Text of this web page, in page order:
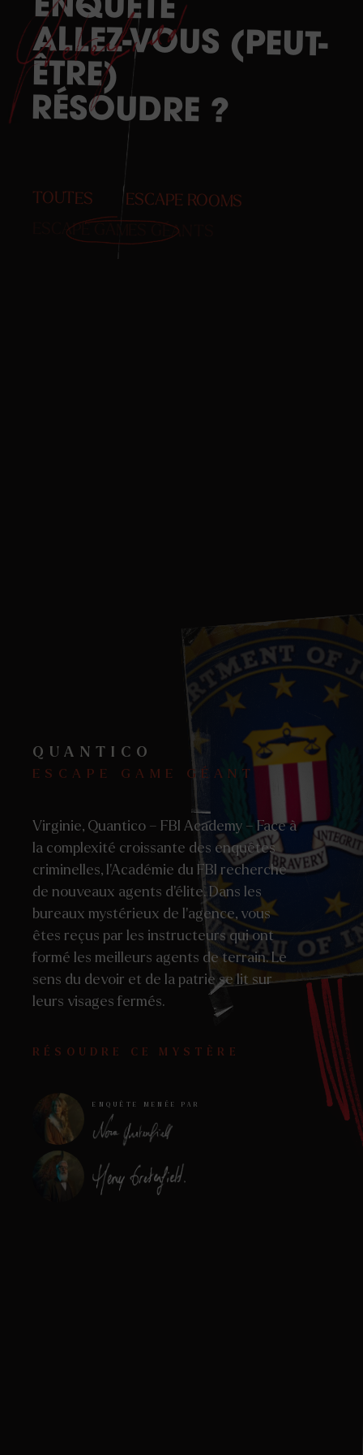
BRUXELLES
ENQUÊTE
ALLEZ-VOUS (PEUT-
ÊTRE)
RÉSOUDRE ?
TOUTES ESCAPE ROOMS
ESCAPE GAMES GÉANTS
QUANTICO
ESCAPE GAME GÉANT
Virginie, Quantico – FBI Academy – Face à
la complexité croissante des enquêtes
criminelles, l’Académie du FBI recherche
de nouveaux agents d’élite. Dans les
bureaux mystérieux de l’agence, vous
êtes reçus par les instructeurs qui ont
formé les meilleurs agents de terrain. Le
sens du devoir et de la patrie se lit sur
leurs visages fermés.
RÉSOUDRE CE MYSTÈRE
ENQUÊTE MENÉE PAR